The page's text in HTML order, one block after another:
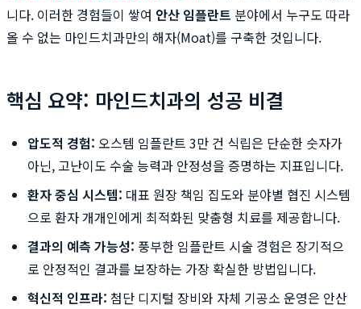
니다. 이러한 경험들이 쌓여 안산 임플란트 분야에서 누구도 따라
올 수 없는 마인드치과만의 해자(Moat)를 구축한 것입니다.
핵심 요약: 마인드치과의 성공 비결
압도적 경험: 오스템 임플란트 3만 건 식립은 단순한 숫자가
아닌, 고난이도 수술 능력과 안정성을 증명하는 지표입니다.
환자 중심 시스템: 대표 원장 책임 집도와 분야별 협진 시스템
으로 환자 개개인에게 최적화된 맞춤형 치료를 제공합니다.
결과의 예측 가능성: 풍부한 임플란트 시술 경험은 장기적으
로 안정적인 결과를 보장하는 가장 확실한 방법입니다.
혁신적 인프라: 첨단 디지털 장비와 자체 기공소 운영은 안산